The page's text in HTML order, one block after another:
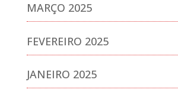
MARÇO 2025
FEVEREIRO 2025
JANEIRO 2025